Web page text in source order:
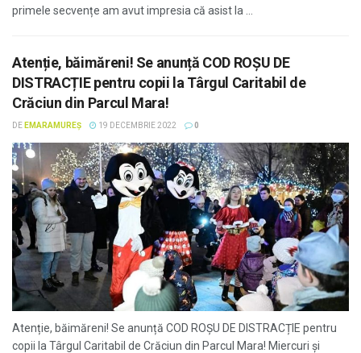
primele secvențe am avut impresia că asist la ...
Atenție, băimăreni! Se anunță COD ROȘU DE
DISTRACȚIE pentru copii la Târgul Caritabil de
Crăciun din Parcul Mara!
DE EMARAMUREȘ 19 DECEMBRIE 2022 0
Atenție, băimăreni! Se anunță COD ROȘU DE DISTRACȚIE pentru
copii la Târgul Caritabil de Crăciun din Parcul Mara! Miercuri și